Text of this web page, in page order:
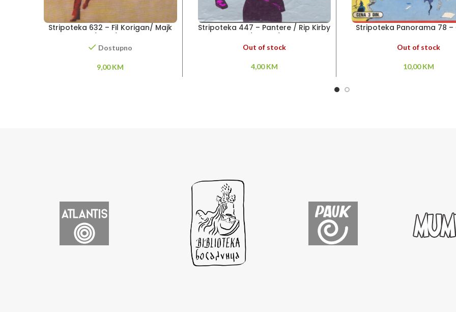
Stripoteka 632 – Fil Korigan/ Majk
Dostupno
9,00KM
Stripoteka 447 – Pantere / Rip Kirby
Out of stock
4,00KM
Stripoteka Panorama 78 –
Out of stock
10,00KM